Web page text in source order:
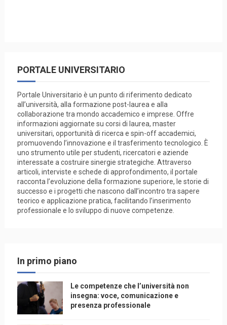
PORTALE UNIVERSITARIO
Portale Universitario è un punto di riferimento dedicato
all’università, alla formazione post-laurea e alla
collaborazione tra mondo accademico e imprese. Offre
informazioni aggiornate su corsi di laurea, master
universitari, opportunità di ricerca e spin-off accademici,
promuovendo l’innovazione e il trasferimento tecnologico. È
uno strumento utile per studenti, ricercatori e aziende
interessate a costruire sinergie strategiche. Attraverso
articoli, interviste e schede di approfondimento, il portale
racconta l’evoluzione della formazione superiore, le storie di
successo e i progetti che nascono dall’incontro tra sapere
teorico e applicazione pratica, facilitando l’inserimento
professionale e lo sviluppo di nuove competenze.
In primo piano
Le competenze che l’università non
insegna: voce, comunicazione e
presenza professionale